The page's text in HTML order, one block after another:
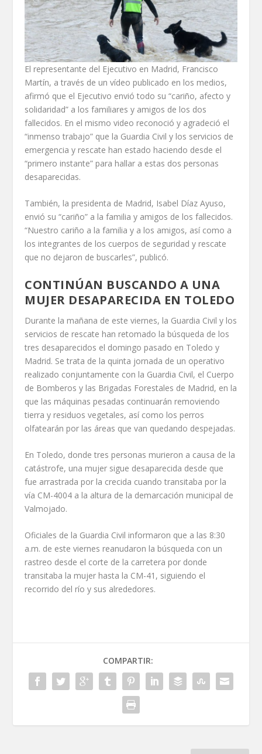
El representante del Ejecutivo en Madrid, Francisco
Martín, a través de un vídeo publicado en los medios,
afirmó que el Ejecutivo envió todo su “cariño, afecto y
solidaridad” a los familiares y amigos de los dos
fallecidos. En el mismo video reconoció y agradeció el
“inmenso trabajo” que la Guardia Civil y los servicios de
emergencia y rescate han estado haciendo desde el
“primero instante” para hallar a estas dos personas
desaparecidas.
También, la presidenta de Madrid, Isabel Díaz Ayuso,
envió su “cariño” a la familia y amigos de los fallecidos.
“Nuestro cariño a la familia y a los amigos, así como a
los integrantes de los cuerpos de seguridad y rescate
que no dejaron de buscarles”, publicó.
CONTINÚAN BUSCANDO A UNA
MUJER DESAPARECIDA EN TOLEDO
Durante la mañana de este viernes, la Guardia Civil y los
servicios de rescate han retomado la búsqueda de los
tres desaparecidos el domingo pasado en Toledo y
Madrid. Se trata de la quinta jornada de un operativo
realizado conjuntamente con la Guardia Civil, el Cuerpo
de Bomberos y las Brigadas Forestales de Madrid, en la
que las máquinas pesadas continuarán removiendo
tierra y residuos vegetales, así como los perros
olfatearán por las áreas que van quedando despejadas.
En Toledo, donde tres personas murieron a causa de la
catástrofe, una mujer sigue desaparecida desde que
fue arrastrada por la crecida cuando transitaba por la
vía CM-4004 a la altura de la demarcación municipal de
Valmojado.
Oficiales de la Guardia Civil informaron que a las 8:30
a.m. de este viernes reanudaron la búsqueda con un
rastreo desde el corte de la carretera por donde
transitaba la mujer hasta la CM-41, siguiendo el
recorrido del río y sus alrededores.
COMPARTIR: